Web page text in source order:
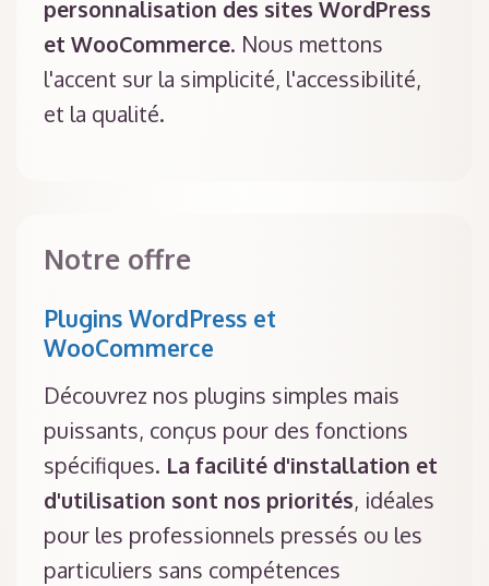
personnalisation des sites WordPress
et WooCommerce. Nous mettons
l'accent sur la simplicité, l'accessibilité,
et la qualité.
Notre offre
Plugins WordPress et
WooCommerce
Découvrez nos plugins simples mais
puissants, conçus pour des fonctions
spécifiques. La facilité d'installation et
d'utilisation sont nos priorités, idéales
pour les professionnels pressés ou les
particuliers sans compétences